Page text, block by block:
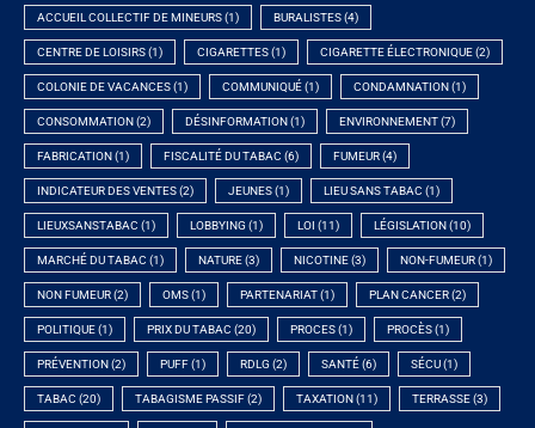
ACCUEIL COLLECTIF DE MINEURS(1) BURALISTES(4)
CENTRE DE LOISIRS(1) CIGARETTES(1) CIGARETTE ÉLECTRONIQUE(2)
COLONIE DE VACANCES(1) COMMUNIQUÉ(1) CONDAMNATION (1)
CONSOMMATION (2) DÉSINFORMATION (1) ENVIRONNEMENT(7)
FABRICATION (1) FISCALITÉ DU TABAC (6) FUMEUR(4)
INDICATEUR DES VENTES(2) JEUNES(1) LIEU SANS TABAC (1)
LIEUXSANSTABAC (1) LOBBYING (1) LOI (11) LÉGISLATION (10)
MARCHÉ DU TABAC (1) NATURE(3) NICOTINE(3) NON-FUMEUR(1)
NON FUMEUR(2) OMS(1) PARTENARIAT(1) PLAN CANCER(2)
POLITIQUE(1) PRIX DU TABAC (20) PROCES(1) PROCÈS(1)
PRÉVENTION (2) PUFF(1) RDLG (2) SANTÉ(6) SÉCU(1)
TABAC (20) TABAGISME PASSIF(2) TAXATION (11) TERRASSE(3)